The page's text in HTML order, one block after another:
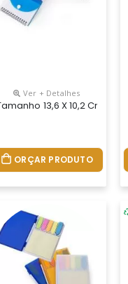
Bloco Couro
De Anotação
Ver + Detalhes
13,6 X 10,2
ORÇAR PRODUTO